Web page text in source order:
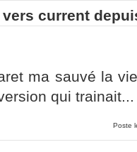
vers current
ma sauvé la
qui trainait...
Poste